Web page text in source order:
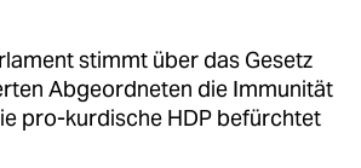
stimmt über das Gesetz
Abgeordneten die Immunität
pro-kurdische HDP befürchtet